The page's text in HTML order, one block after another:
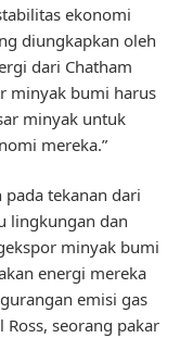
ekonomi
diungkapkan oleh
dari Chatham
minyak bumi harus
minyak untuk
mereka.”
tekanan dari
lingkungan dan
minyak bumi
energi mereka
emisi gas
seorang pakar